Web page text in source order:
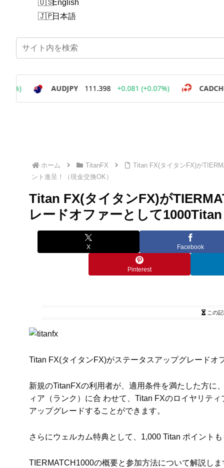
English
日本語
ホーム TitanFX
Titan FX(タイタンFX)が
ント進呈！（現金交換OK）
Titan FX(タイタンFX)が
レードオファーとして
X Facebook
Pinterest
この
Titan FX(タイタンFX)がステータスアップグレードオ
新規のTitanFXの利用者が、適用条件を満たした方に
ィア（ランク）に合 わせて、Titan FXのロイヤリテ
アップグレードすることができます。
さらにウェルカム特典として、1,000 Titan ポイントも
TIERMATCH1000の概要と参加方法について解説しま